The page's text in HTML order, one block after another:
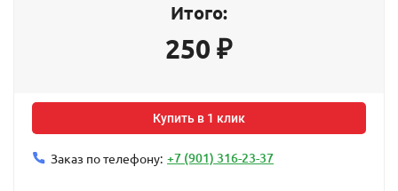
Итого:
250 ₽
Купить в 1 клик
Заказ по телефону: +7 (901) 316-23-37